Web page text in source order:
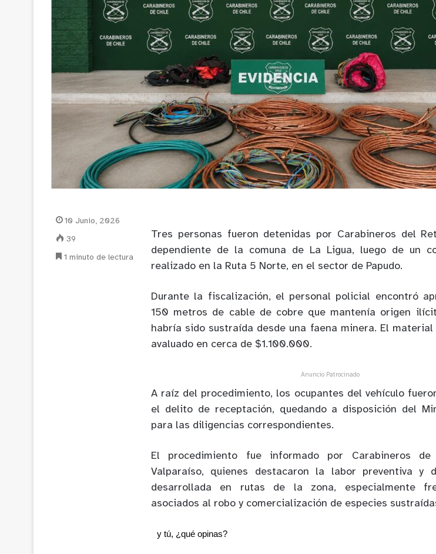
Tres personas fueron detenidas por Carabineros del
dependiente de la comuna de La Ligua, luego de un
realizado en la Ruta 5 Norte, en el sector de Papudo.
Durante la fiscalización, el personal policial encontró
150 metros de cable de cobre que mantenía origen
habría sido sustraída desde una faena minera. El
avaluado en cerca de $1.100.000.
Anuncio Patrocinado
A raíz del procedimiento, los ocupantes del vehículo
el delito de receptación, quedando a disposición del
para las diligencias correspondientes.
El procedimiento fue informado por Carabineros
Valparaíso, quienes destacaron la labor preventiva y
desarrollada en rutas de la zona, especialmente
asociados al robo y comercialización de especies
y tú, ¿qué opinas?
10 Junio, 2026
39
1 minuto de lectura